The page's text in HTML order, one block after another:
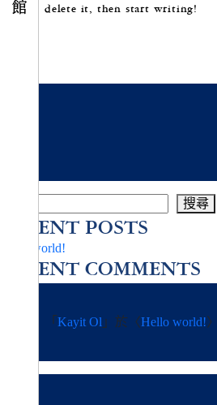
delete it, then start writing!
搜尋
RECENT POSTS
Hello world!
RECENT COMMENTS
「 Kayit Ol 」於〈Hello world!